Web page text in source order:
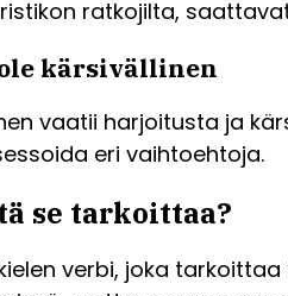
ratkojilta,
kärsivällinen
vaatii harjoitusta ja
eri vaihtoehtoja.
se tarkoittaa?
verbi, joka